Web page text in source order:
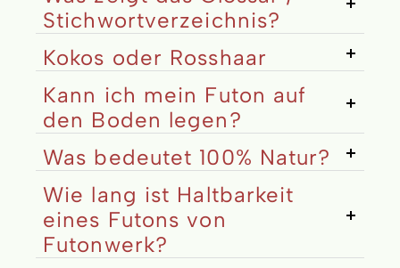
Stichwortverzeichnis?
Kokos oder Rosshaar
Kann ich mein Futon auf
den Boden legen?
Was bedeutet 100% Natur?
Wie lang ist Haltbarkeit
eines Futons von
Futonwerk?